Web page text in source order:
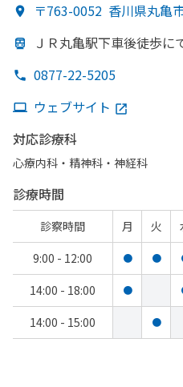
〒763-0052 香川県丸亀
ＪＲ丸亀駅下車後徒歩に
0877-22-5205
ウェブサイト
対応診療科
心療内科・​精神科・神経科
診療時間
診察時間 月 火
9:00 - 12:00
● ●
14:00 - 18:00 ●
14:00 - 15:00 ●